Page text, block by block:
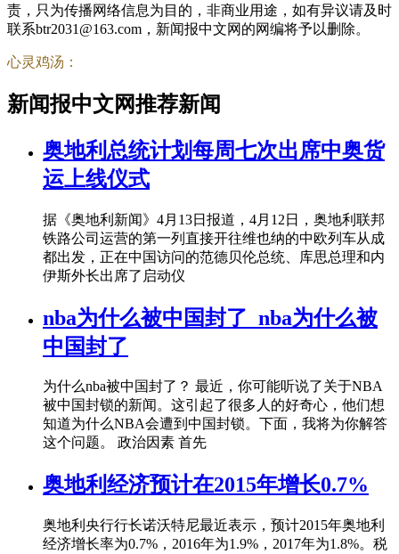
责，只为传播网络信息为目的，非商业用途，如有异议请及时
联系btr2031@163.com，新闻报中文网的网编将予以删除。
心灵鸡汤：
新闻报中文网推荐新闻
奥地利总统计划每周七次出席中奥货
运上线仪式
据《奥地利新闻》4月13日报道，4月12日，奥地利联邦
铁路公司运营的第一列直接开往维也纳的中欧列车从成
都出发，正在中国访问的范德贝伦总统、库思总理和内
伊斯外长出席了启动仪
nba为什么被中国封了_nba为什么被
中国封了
为什么nba被中国封了？ 最近，你可能听说了关于NBA
被中国封锁的新闻。这引起了很多人的好奇心，他们想
知道为什么NBA会遭到中国封锁。下面，我将为你解答
这个问题。 政治因素 首先
奥地利经济预计在2015年增长0.7%
奥地利央行行长诺沃特尼最近表示，预计2015年奥地利
经济增长率为0.7%，2016年为1.9%，2017年为1.8%。税